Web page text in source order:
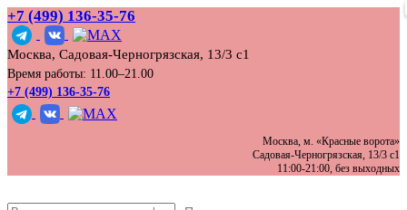
+7 (499) 136‑35‑76
Москва, Садовая-Черногрязская, 13/3 с1
Время работы: 11.00–21.00
+7 (499) 136-35-76
Москва, м. «Красные ворота»
Садовая-Черногрязская, 13/3 с1
11:00-21:00, без выходных